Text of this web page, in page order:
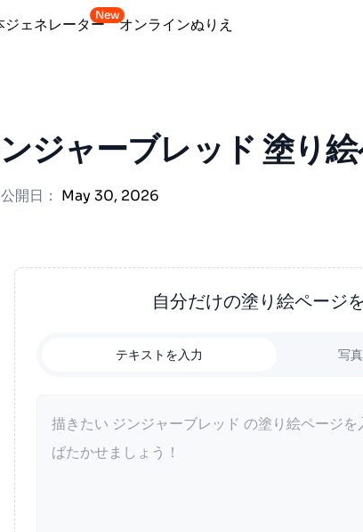
ジェネレーター
New
オンラインぬりえ
ジャーブレッド 塗り
公開日： May 30, 2026
自分だけの塗り絵ページ
テキストを入力 写